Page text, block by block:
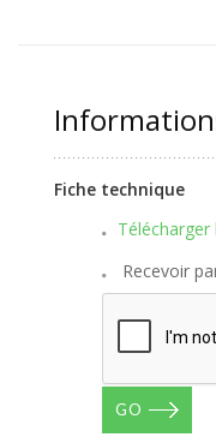
Fiche technique
Télécharger
Recevoir
GO